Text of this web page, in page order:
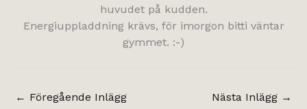
huvudet på kudden.
Energiuppladdning krävs, för imorgon bitti väntar
gymmet. :-)
← Föregående Inlägg Nästa Inlägg →